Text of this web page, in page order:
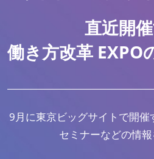
直近開
働き方改革 EXPO
9月に東京ビッグサイトで開催
セミナーなどの情